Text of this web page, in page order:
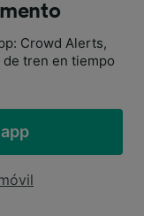
Crowd Alerts,
tren en tiempo